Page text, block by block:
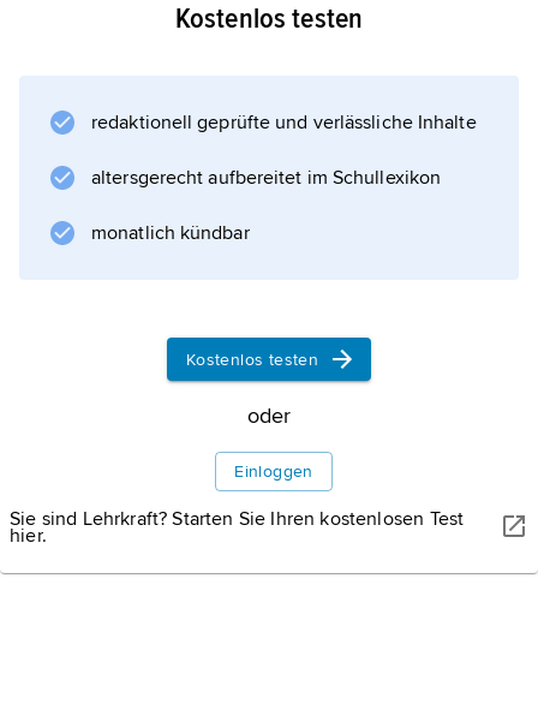
Göttingen, ab 1870 in Tübingen und 1876–
auf experimentellem Gebiet. Er benutzte die
A. Wurtz
Natrium für die Umsetzung von Aryl- mit
Kostenlos testen
redaktionell geprüfte und verlässliche Inhalte
altersgerecht aufbereitet im Schullexikon
monatlich kündbar
Kostenlos testen
oder
Einloggen
Sie sind Lehrkraft? Starten Sie Ihren kostenlosen Test
hier.